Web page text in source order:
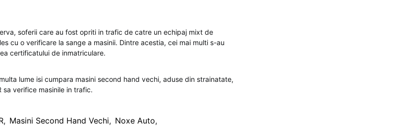
soferii care au fost opriti in trafic de catre un echipaj mixt de
cu o verificare la sange a masinii. Dintre acestia, cei mai multi s-au
certificatului de inmatriculare.
lume isi cumpara masini second hand vechi, aduse din strainatate,
sa verifice masinile in trafic.
, Masini Second Hand Vechi, Noxe Auto,